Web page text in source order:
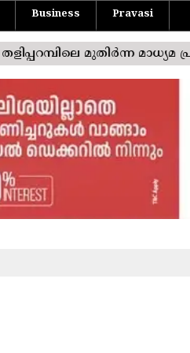
Business Pravasi